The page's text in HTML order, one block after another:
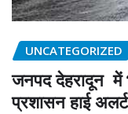
UNCATEGORIZED
जनपद देहरादून में
प्रशासन हाई